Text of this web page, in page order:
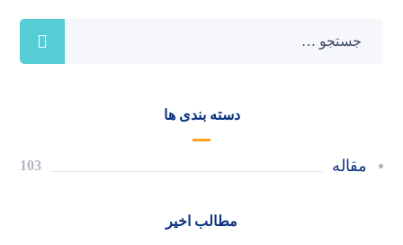
دسته بندی ها
مقاله 103
مطالب اخیر